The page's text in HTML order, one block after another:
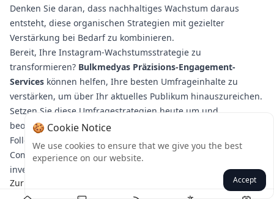
Denken Sie daran, dass nachhaltiges Wachstum daraus
entsteht, diese organischen Strategien mit gezielter
Verstärkung bei Bedarf zu kombinieren.
Bereit, Ihre Instagram-Wachstumsstrategie zu
transformieren? Bulkmedyas Präzisions-Engagement-
Services können helfen, Ihre besten Umfrageinhalte zu
verstärken, um über Ihr aktuelles Publikum hinauszureichen.
Setzen Sie diese Umfragestrategien heute um und
beobachten Sie, wie Ihre Engagement-Metriken – und
Follower-Zahlen – organisch steigen, während Sie eine
Community aufbauen, die echt in Ihren Content-Erfolg
investiert ist.
Zurück
🍪 Cookie Notice
We use cookies to ensure that we give you the best
experience on our website.
Accept